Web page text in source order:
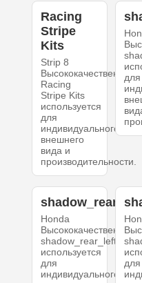
Racing
Stripe
Kits
Strip 8
Высококачественный
Racing
Stripe Kits
используется
для
индивидуального
внешнего
вида и
производительности.
для
shadow_rear_left
Honda
Высококачественный
shadow_rear_left
используется
для
индивидуального
для